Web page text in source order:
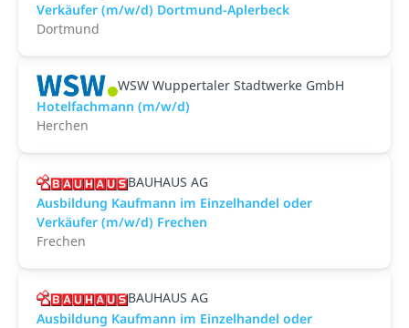
Verkäufer (m/w/d) Dortmund-Aplerbeck
Dortmund
WSW Wuppertaler Stadtwerke GmbH
Hotelfachmann (m/w/d)
Herchen
BAUHAUS AG
Ausbildung Kaufmann im Einzelhandel oder
Verkäufer (m/w/d) Frechen
Frechen
BAUHAUS AG
Ausbildung Kaufmann im Einzelhandel oder